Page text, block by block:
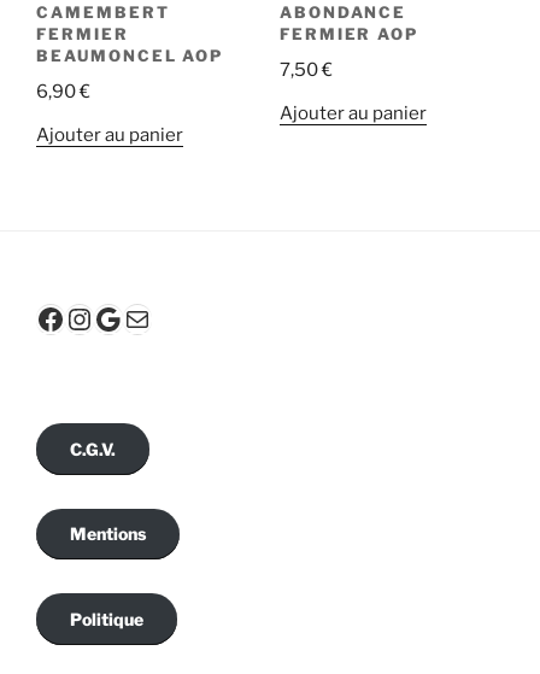
CAMEMBERT
FERMIER
BEAUMONCEL AOP
6,90€
Ajouter au panier
ABONDANCE
FERMIER AOP
7,50€
Ajouter au panier
Facebook
Instagram
Google
E-mail
C.G.V.
Mentions
Politique